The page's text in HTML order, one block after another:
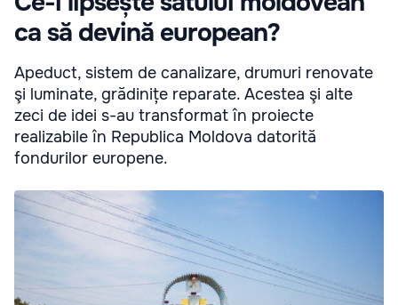
ca să devină european?
Apeduct, sistem de canalizare, drumuri renovate
şi luminate, grădinițe reparate. Acestea şi alte
zeci de idei s-au transformat în proiecte
realizabile în Republica Moldova datorită
fondurilor europene.